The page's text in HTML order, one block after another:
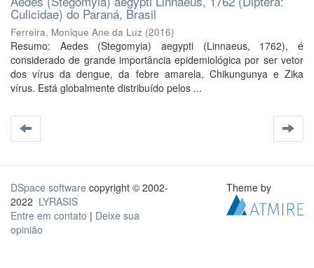
Culicidae) do Paraná, Brasil
Ferreira, Monique Ane da Luz (2016)
Resumo: Aedes (Stegomyia) aegypti (Linnaeus, 1762), é
considerado de grande importância epidemiológica por ser vetor
dos vírus da dengue, da febre amarela, Chikungunya e Zika
vírus. Está globalmente distribuído pelos ...
DSpace software copyright © 2002-
2022 LYRASIS
Entre em contato | Deixe sua
opinião
Theme by